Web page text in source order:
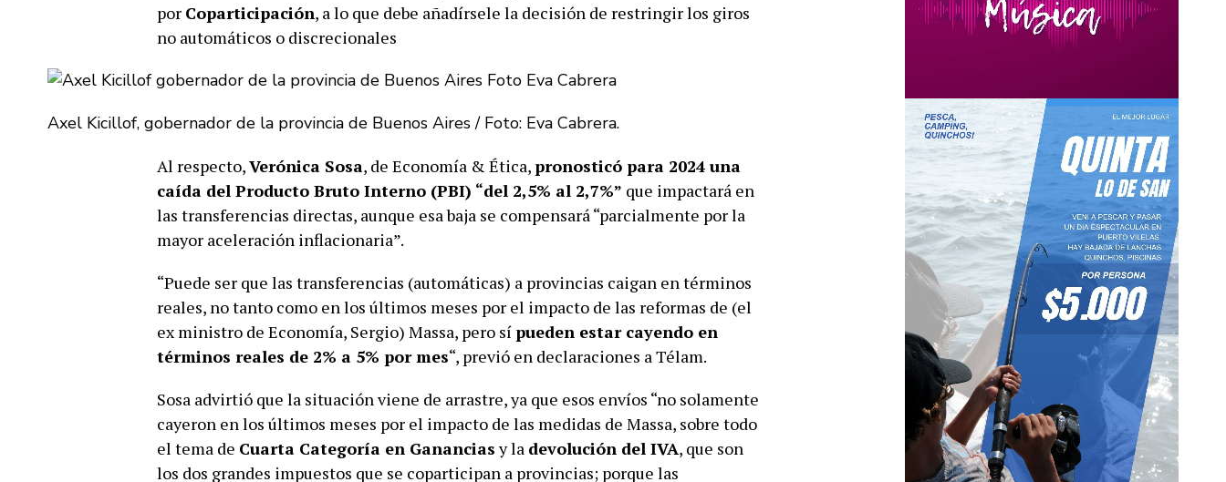
por Coparticipación, a lo que debe añadírsele la decisión de restringir los giros
no automáticos o discrecionales
Axel Kicillof, gobernador de la provincia de Buenos Aires / Foto: Eva Cabrera.
Al respecto,Verónica Sosa, de Economía & Ética,pronosticó para 2024 una
caída del Producto Bruto Interno (PBI) “del 2,5% al 2,7%” que impactará en
las transferencias directas, aunque esa baja se compensará “parcialmente por la
mayor aceleración inflacionaria”.
“Puede ser que las transferencias (automáticas) a provincias caigan en términos
reales, no tanto como en los últimos meses por el impacto de las reformas de (el
ex ministro de Economía, Sergio) Massa, pero sípueden estar cayendo en
términos reales de 2% a 5% por mes“, previó en declaraciones a Télam.
Sosa advirtió que la situación viene de arrastre, ya que esos envíos “no solamente
cayeron en los últimos meses por el impacto de las medidas de Massa, sobre todo
el tema de Cuarta Categoría en Gananciasy la devolución del IVA, que son
los dos grandes impuestos que se coparticipan a provincias; porque las